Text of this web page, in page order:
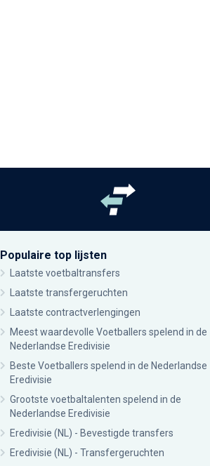
Populaire top lijsten
Laatste voetbaltransfers
Laatste transfergeruchten
Laatste contractverlengingen
Meest waardevolle Voetballers spelend in de
Nederlandse Eredivisie
Beste Voetballers spelend in de Nederlandse
Eredivisie
Grootste voetbaltalenten spelend in de
Nederlandse Eredivisie
Eredivisie (NL) - Bevestigde transfers
Eredivisie (NL) - Transfergeruchten